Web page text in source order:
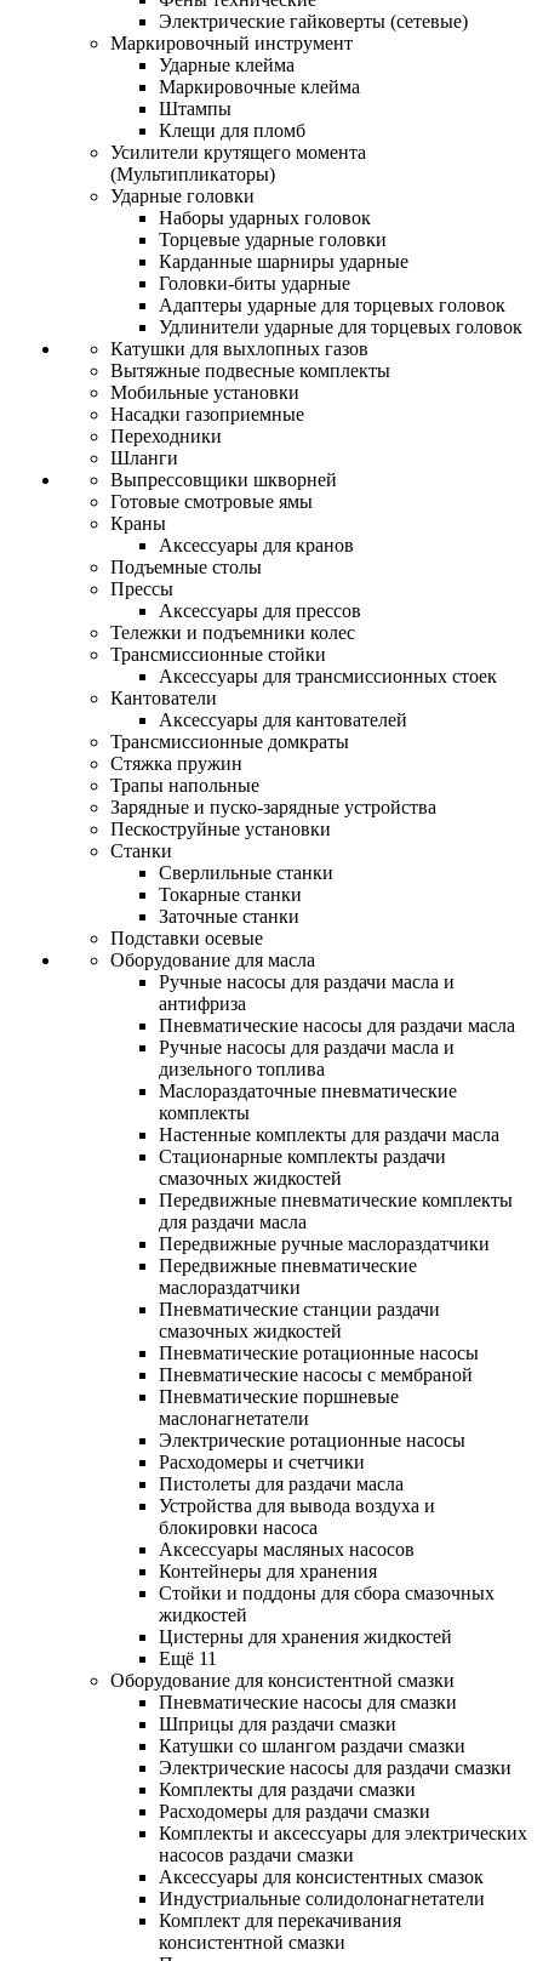
Электрические гайковерты (сетевые)
Маркировочный инструмент
Ударные клейма
Маркировочные клейма
Штампы
Клещи для пломб
Усилители крутящего момента
(Мультипликаторы)
Ударные головки
Наборы ударных головок
Торцевые ударные головки
Карданные шарниры ударные
Головки-биты ударные
Адаптеры ударные для торцевых головок
Удлинители ударные для торцевых головок
Катушки для выхлопных газов
Вытяжные подвесные комплекты
Мобильные установки
Насадки газоприемные
Переходники
Шланги
Выпрессовщики шкворней
Готовые смотровые ямы
Краны
Аксессуары для кранов
Подъемные столы
Прессы
Аксессуары для прессов
Тележки и подъемники колес
Трансмиссионные стойки
Аксессуары для трансмиссионных стоек
Кантователи
Аксессуары для кантователей
Трансмиссионные домкраты
Стяжка пружин
Трапы напольные
Зарядные и пуско-зарядные устройства
Пескоструйные установки
Станки
Сверлильные станки
Токарные станки
Заточные станки
Подставки осевые
Оборудование для масла
Ручные насосы для раздачи масла и
антифриза
Пневматические насосы для раздачи масла
Ручные насосы для раздачи масла и
дизельного топлива
Маслораздаточные пневматические
комплекты
Настенные комплекты для раздачи масла
Стационарные комплекты раздачи
смазочных жидкостей
Передвижные пневматические комплекты
для раздачи масла
Передвижные ручные маслораздатчики
Передвижные пневматические
маслораздатчики
Пневматические станции раздачи
смазочных жидкостей
Пневматические ротационные насосы
Пневматические насосы с мембраной
Пневматические поршневые
маслонагнетатели
Электрические ротационные насосы
Расходомеры и счетчики
Пистолеты для раздачи масла
Устройства для вывода воздуха и
блокировки насоса
Аксессуары масляных насосов
Контейнеры для хранения
Стойки и поддоны для сбора смазочных
жидкостей
Цистерны для хранения жидкостей
Ещё 11
Оборудование для консистентной смазки
Пневматические насосы для смазки
Шприцы для раздачи смазки
Катушки со шлангом раздачи смазки
Электрические насосы для раздачи смазки
Комплекты для раздачи смазки
Расходомеры для раздачи смазки
Комплекты и аксессуары для электрических
насосов раздачи смазки
Аксессуары для консистентных смазок
Индустриальные солидолонагнетатели
Комплект для перекачивания
консистентной смазки